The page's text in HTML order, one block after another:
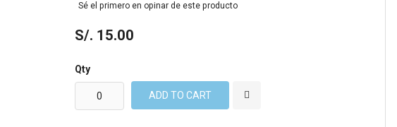
Sé el primero en opinar de este producto
S/. 15.00
Qty
ADD TO CART
images